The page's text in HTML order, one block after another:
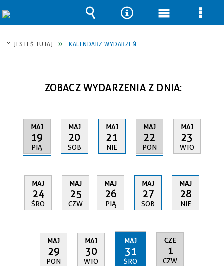
JESTEŚ TUTAJ KALENDARZ WYDARZEŃ
ZOBACZ WYDARZENIA Z DNIA:
MAJ
19
PIĄ
MAJ
20
SOB
MAJ
21
NIE
MAJ
22
PON
MAJ
23
WTO
MAJ
24
ŚRO
MAJ
25
CZW
MAJ
26
PIĄ
MAJ
27
SOB
MAJ
28
NIE
MAJ
29
PON
MAJ
30
WTO
MAJ
31
ŚRO
CZE
1
CZW
Wyszukiwarka
Narzędzia
Menu Menu